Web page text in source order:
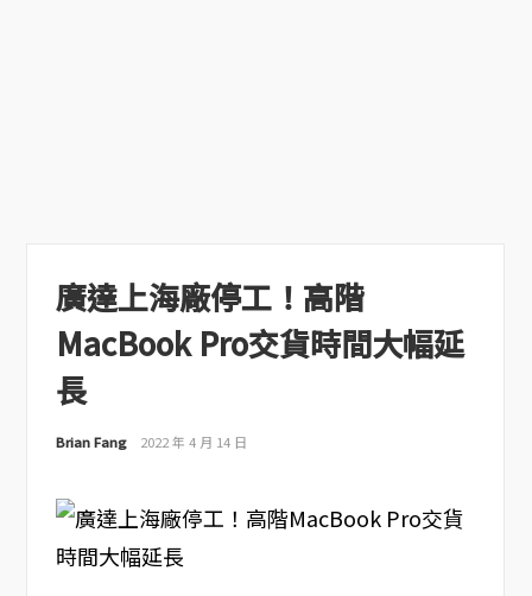
廣達上海廠停工！高階
MacBook Pro交貨時間大幅延
長
Brian Fang 2022 年 4 月 14 日